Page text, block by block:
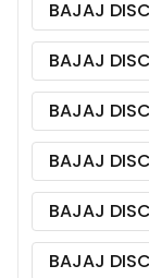
BAJAJ
BAJAJ
BAJAJ
BAJAJ
BAJAJ
BAJAJ